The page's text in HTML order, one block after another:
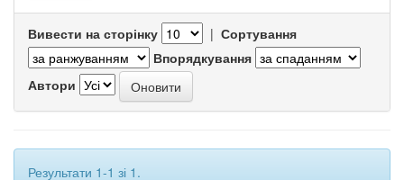
Вивести на сторінку | Сортування
Впорядкування
Автори
Результати 1-1 зі 1.